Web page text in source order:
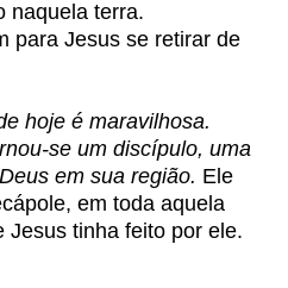
naquela terra.
para Jesus se retirar de
hoje é maravilhosa.
se um discípulo, uma
em sua região. Ele
em toda aquela
Jesus tinha feito por ele.